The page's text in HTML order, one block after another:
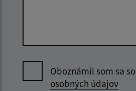
Oboznámil som sa so
osobných údajov